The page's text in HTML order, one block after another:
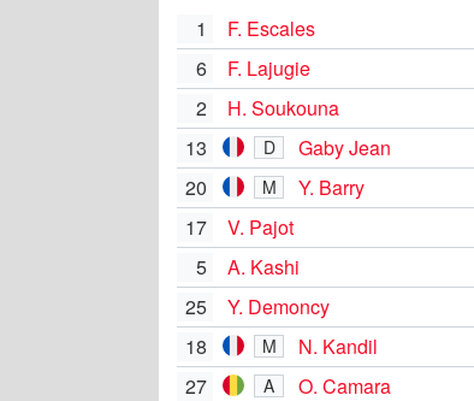
1
F. Escales
6
F. Lajugie
2
H. Soukouna
13
D
Gaby Jean
20
M
Y. Barry
17
V. Pajot
5
A. Kashi
25
Y. Demoncy
18 M N. Kandil
27 A O. Camara